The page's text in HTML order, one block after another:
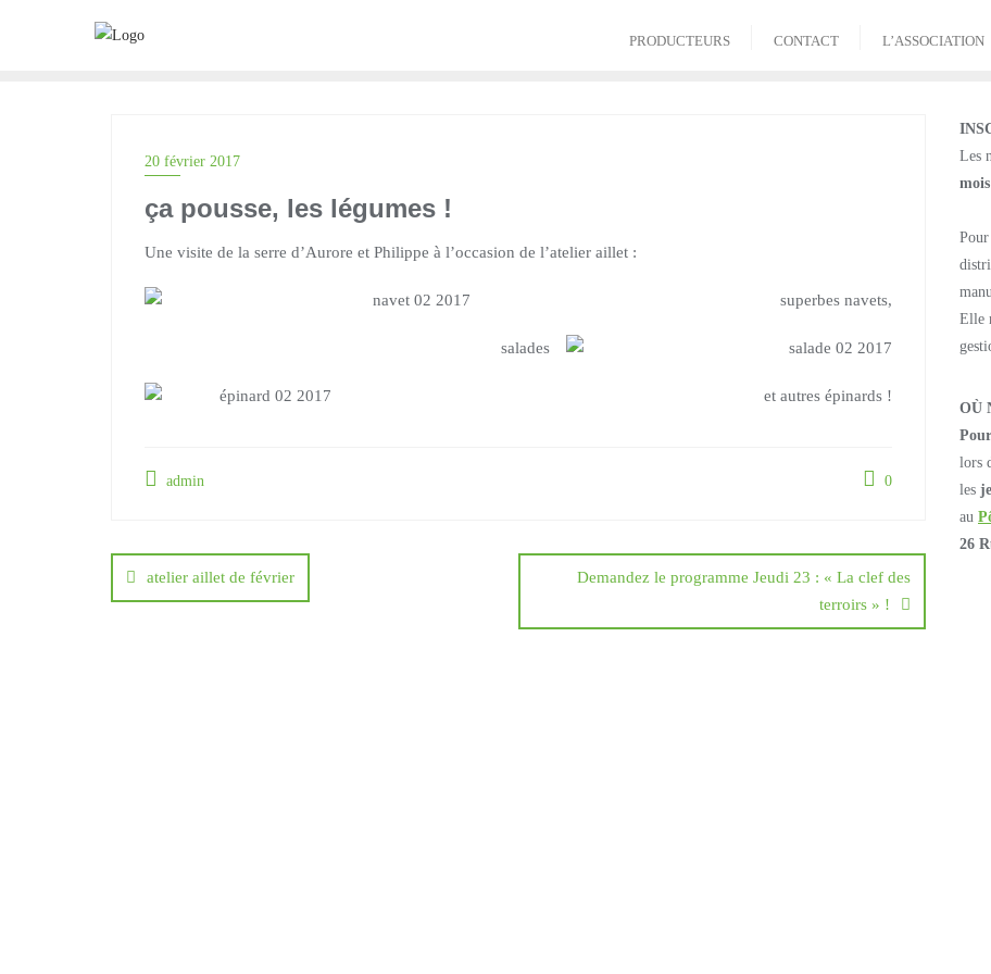
PRODUCTEURS CONTACT L’ASSOCIATION
20 février 2017
ça pousse, les légumes !
Une visite de la serre d’Aurore et Philippe à l’occasion de l’atelier aillet :
superbes navets,
salades
et autres épinards !
admin 0
deatelier aillet de février
Demandez le programme Jeudi 23 : « La clef des
terroirs » !
Les
Elle
OÙ
lors
les
au
26